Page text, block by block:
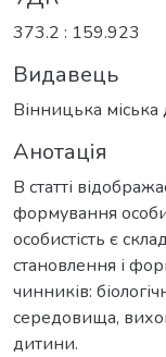
373.2 : 159.923
Видавець
Вінницька
Анотація
В статті
формування
особистість є
становлення і
чинників:
середовища,
дитини.